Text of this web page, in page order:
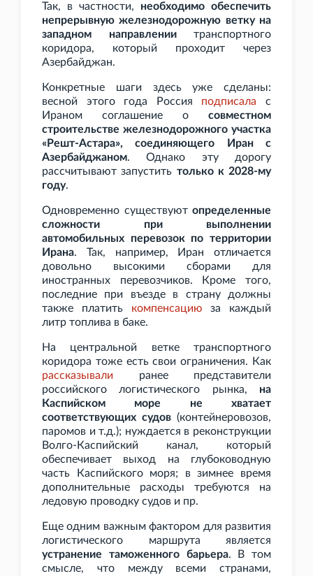
Так, в частности, необходимо обеспечить
непрерывную железнодорожную ветку на
западном направлениитранспортного
коридора, который проходит через
Азербайджан.
Конкретные шаги здесь уже сделаны:
весной этого года Россия подписала с
Ираном соглашение о совместном
строительстве железнодорожного участка
«Решт-Астара», соединяющего Иран с
Азербайджаном. Однако эту дорогу
рассчитывают запустить только к 2028-му
году.
Одновременно существуют определенные
сложности при выполнении
автомобильных перевозок по территории
Ирана. Так, например, Иран отличается
довольно высокими сборами для
иностранных перевозчиков. Кроме того,
последние при въезде в страну должны
также платить компенсацию за каждый
литр топлива в баке.
На центральной ветке транспортного
коридора тоже есть свои ограничения. Как
рассказывали ранее представители
российского логистического рынка, на
Каспийском море не хватает
соответствующих судов (контейнеровозов,
паромов и т.д.); нуждается в реконструкции
Волго-Каспийский канал, который
обеспечивает выход на глубоководную
часть Каспийского моря; в зимнее время
дополнительные расходы требуются на
ледовую проводку судов и пр.
Еще одним важным фактором для развития
логистического маршрута является
устранение таможенного барьера. В том
смысле, что между всеми странами,